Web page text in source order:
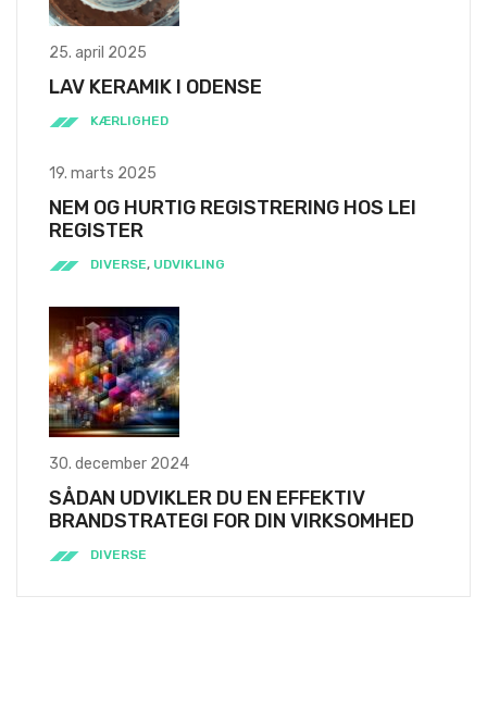
25. april 2025
LAV KERAMIK I ODENSE
KÆRLIGHED
19. marts 2025
NEM OG HURTIG REGISTRERING HOS LEI
REGISTER
DIVERSE, UDVIKLING
30. december 2024
SÅDAN UDVIKLER DU EN EFFEKTIV
BRANDSTRATEGI FOR DIN VIRKSOMHED
DIVERSE